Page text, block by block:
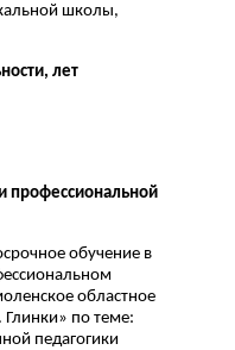
школы,
лет
профессиональной
обучение в
областное
по теме:
педагогики